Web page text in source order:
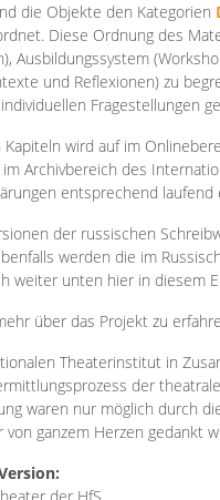
die Objekte den Kategorien
Diese Ordnung des
Ausbildungssystem
und Reflexionen) zu
Fragestellungen
wird auf im
im Archivbereich des
entsprechend laufend
der russischen
werden die im
weiter unten hier in diesem
über das Projekt zu
Theaterinstitut in
der
waren nur möglich durch
ganzem Herzen gedankt